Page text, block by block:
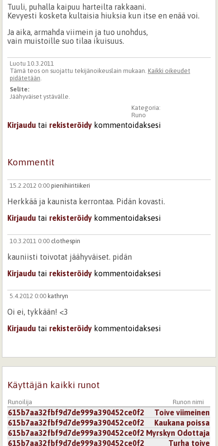
Tuuli, puhalla kaipuu harteilta rakkaani.
Kevyesti kosketa kultaisia hiuksia kun itse en enää voi.
Ja aika, armahda viimein ja tuo unohdus,
vain muistoille suo tilaa ikuisuus.
Luotu 10.3.2011
Tämä teos on suojattu tekijänoikeuslain mukaan. Kaikki oikeudet
pidätetään
Selite:
Jäähyväiset ystävälle.
Kategoria:
Runo
Kirjaudu tai rekisteröidy kommentoidaksesi
Kommentit
15.2.2012 0:00 pienihiiritiikeri
Herkkää ja kaunista kerrontaa. Pidän kovasti.
Kirjaudu tai rekisteröidy kommentoidaksesi
10.3.2011 0:00 clothespin
kauniisti toivotat jäähyväiset. pidän
Kirjaudu tai rekisteröidy kommentoidaksesi
5.4.2012 0:00 kathryn
Oi ei, tykkään! <3
Kirjaudu tai rekisteröidy kommentoidaksesi
Kyyneleet sait silmiini tällä. Tunteita herättävä,
Kirjaudutai
Käyttäjän kaikki runot
Runoilija Runon nimi
615b7aa32fbf9d7de999a390452ce0f2
Toive viimeinen
615b7aa32fbf9d7de999a390452ce0f2
Kaukana poissa
615b7aa32fbf9d7de999a390452ce0f2 Myrskyn Odottaja
615b7aa32fbf9d7de999a390452ce0f2
Turha toive